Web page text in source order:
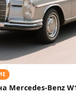
Mercedes‑Benz